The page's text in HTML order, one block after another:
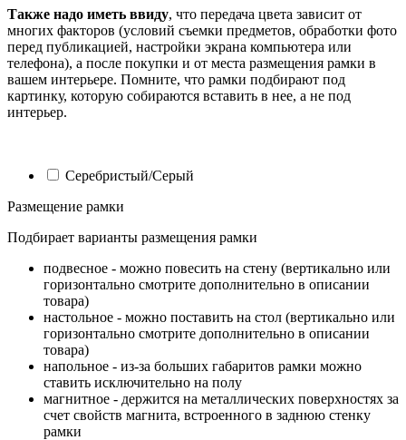
Также надо иметь ввиду, что передача цвета зависит от
многих факторов (условий съемки предметов, обработки фото
перед публикацией, настройки экрана компьютера или
телефона), а после покупки и от места размещения рамки в
вашем интерьере. Помните, что рамки подбирают под
картинку, которую собираются вставить в нее, а не под
интерьер.
Серебристый/Серый
Размещение рамки
Подбирает варианты размещения рамки
подвесное - можно повесить на стену (вертикально или
горизонтально смотрите дополнительно в описании
товара)
настольное - можно поставить на стол (вертикально или
горизонтально смотрите дополнительно в описании
товара)
напольное - из-за больших габаритов рамки можно
ставить исключительно на полу
магнитное - держится на металлических поверхностях за
счет свойств магнита, встроенного в заднюю стенку
рамки